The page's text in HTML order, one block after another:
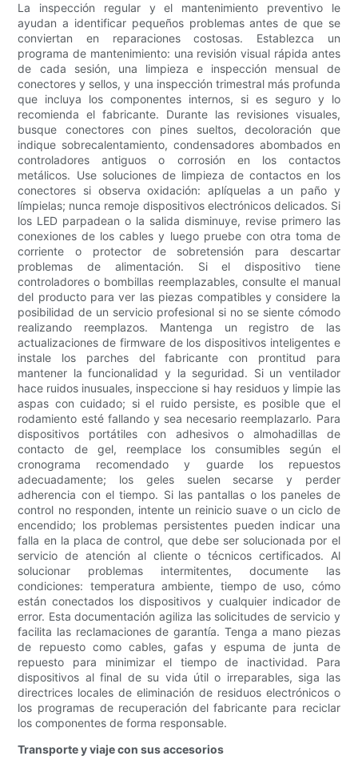
La inspección regular y el mantenimiento preventivo le
ayudan a identificar pequeños problemas antes de que se
conviertan en reparaciones costosas. Establezca un
programa de mantenimiento: una revisión visual rápida antes
de cada sesión, una limpieza e inspección mensual de
conectores y sellos, y una inspección trimestral más profunda
que incluya los componentes internos, si es seguro y lo
recomienda el fabricante. Durante las revisiones visuales,
busque conectores con pines sueltos, decoloración que
indique sobrecalentamiento, condensadores abombados en
controladores antiguos o corrosión en los contactos
metálicos. Use soluciones de limpieza de contactos en los
conectores si observa oxidación: aplíquelas a un paño y
límpielas; nunca remoje dispositivos electrónicos delicados. Si
los LED parpadean o la salida disminuye, revise primero las
conexiones de los cables y luego pruebe con otra toma de
corriente o protector de sobretensión para descartar
problemas de alimentación. Si el dispositivo tiene
controladores o bombillas reemplazables, consulte el manual
del producto para ver las piezas compatibles y considere la
posibilidad de un servicio profesional si no se siente cómodo
realizando reemplazos. Mantenga un registro de las
actualizaciones de firmware de los dispositivos inteligentes e
instale los parches del fabricante con prontitud para
mantener la funcionalidad y la seguridad. Si un ventilador
hace ruidos inusuales, inspeccione si hay residuos y limpie las
aspas con cuidado; si el ruido persiste, es posible que el
rodamiento esté fallando y sea necesario reemplazarlo. Para
dispositivos portátiles con adhesivos o almohadillas de
contacto de gel, reemplace los consumibles según el
cronograma recomendado y guarde los repuestos
adecuadamente; los geles suelen secarse y perder
adherencia con el tiempo. Si las pantallas o los paneles de
control no responden, intente un reinicio suave o un ciclo de
encendido; los problemas persistentes pueden indicar una
falla en la placa de control, que debe ser solucionada por el
servicio de atención al cliente o técnicos certificados. Al
solucionar problemas intermitentes, documente las
condiciones: temperatura ambiente, tiempo de uso, cómo
están conectados los dispositivos y cualquier indicador de
error. Esta documentación agiliza las solicitudes de servicio y
facilita las reclamaciones de garantía. Tenga a mano piezas
de repuesto como cables, gafas y espuma de junta de
repuesto para minimizar el tiempo de inactividad. Para
dispositivos al final de su vida útil o irreparables, siga las
directrices locales de eliminación de residuos electrónicos o
los programas de recuperación del fabricante para reciclar
los componentes de forma responsable.
Transporte y viaje con sus accesorios